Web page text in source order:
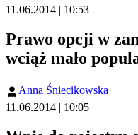
11.06.2014 | 10:53
Prawo opcji w
wciąż mało
Anna Śniecikowska
11.06.2014 | 10:05